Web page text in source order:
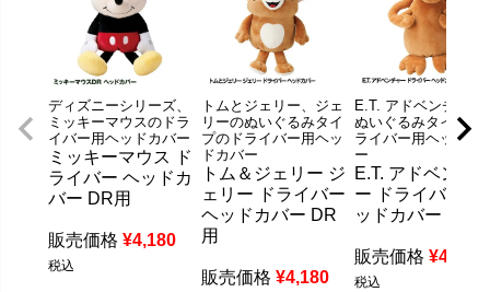
ディズニーシリーズ、
ミッキーマウスのドラ
イバー用ヘッドカバー
ミッキーマウス ド
ライバー ヘッドカ
バー DR用
販売価格 ¥4,180
税込
トムとジェリー、ジェ
リーのぬいぐるみタイ
プのドライバー用ヘッ
ドカバー
トム＆ジェリー ジ
ェリー ドライバー
ヘッドカバー DR
用
販売価格 ¥4,180
E.T. アドベンチャー
ぬいぐるみタイプの
ライバー用ヘッドカ
ー
E.T. アドベンチ
ー ドライバー ヘ
ッドカバー DR用
販売価格 ¥4,180
税込